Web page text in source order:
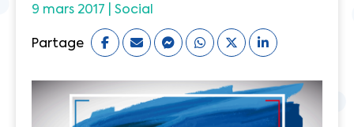
9 mars 2017 | Social
Partage